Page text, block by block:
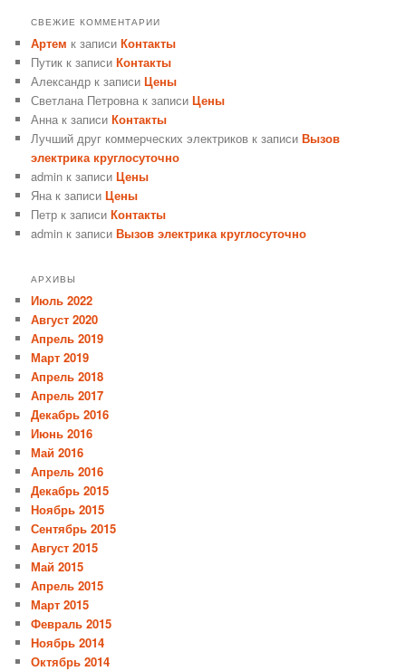
СВЕЖИЕ КОММЕНТАРИИ
Артем к записиКонтакты
Путик к записиКонтакты
Александр к записиЦены
Светлана Петровна к записиЦены
Анна к записиКонтакты
Лучший друг коммерческих электриков к записиВызов
электрика круглосуточно
admin к записиЦены
Яна к записиЦены
Петр к записиКонтакты
admin к записиВызов электрика круглосуточно
АРХИВЫ
Июль 2022
Август 2020
Апрель 2019
Март 2019
Апрель 2018
Апрель 2017
Декабрь 2016
Июнь 2016
Май 2016
Апрель 2016
Декабрь 2015
Ноябрь 2015
Сентябрь 2015
Август 2015
Май 2015
Апрель 2015
Март 2015
Февраль 2015
Ноябрь 2014
Октябрь 2014